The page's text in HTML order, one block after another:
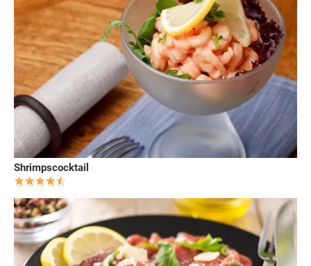
Shrimpscocktail